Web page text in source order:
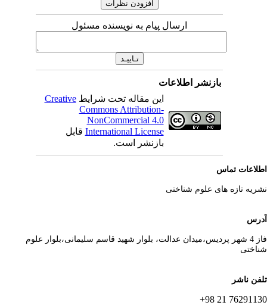
ارسال پیام به نویسنده مسئول
بازنشر اطلاعات
این مقاله تحت شرایطCreative
Commons Attribution-
NonCommercial 4.0
International Licenseقابل
بازنشر است.
تماس
تازه های علوم شناختی
فاز 4 شهر پردیس،میدان عدالت، بلوار شهید قاسم سلیمانی،بلوار علوم
ناشر
76291130 21